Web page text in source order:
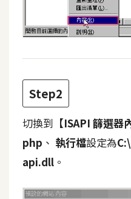
Step2
切換到 【ISAPI 篩選器
php 、 執行檔設定為
api.dll 。